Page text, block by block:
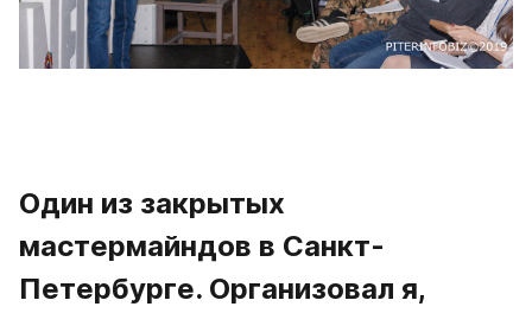
Один из закрытых
мастермайндов в Санкт-
Петербурге. Организовал я,